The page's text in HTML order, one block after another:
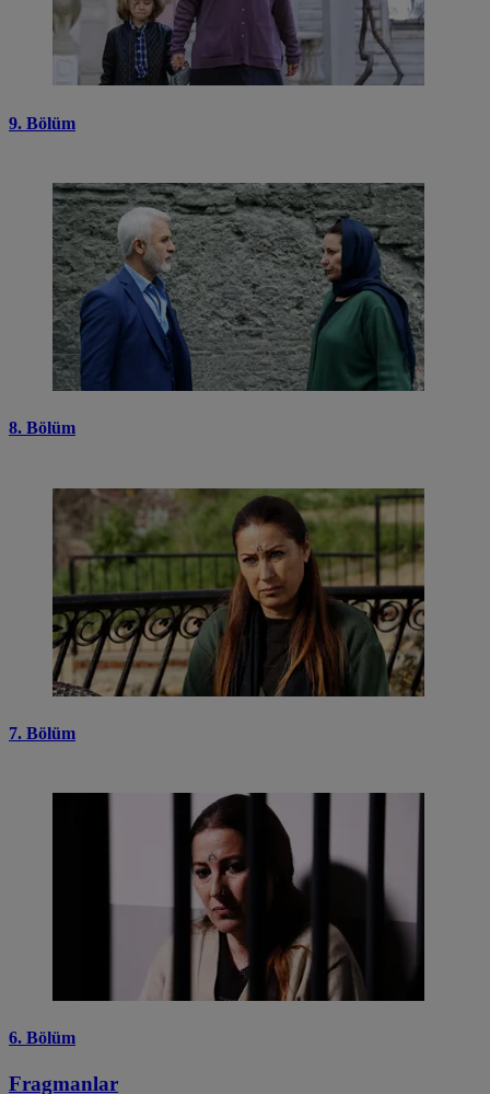
9. Bölüm
8. Bölüm
7. Bölüm
6. Bölüm
Fragmanlar